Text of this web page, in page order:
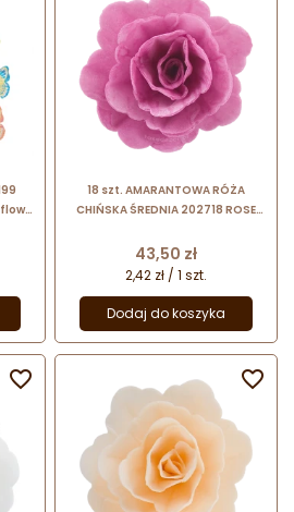
18 szt. AMARANTOWA RÓŻA
CHIŃSKA ŚREDNIA 202718 ROSE
- 55 mm
Cena
43,50 zł
2,42 zł / 1 szt.
Dodaj do koszyka
 